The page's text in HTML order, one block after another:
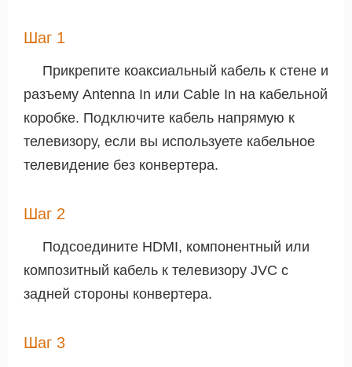
Шаг 1
Прикрепите коаксиальный кабель к стене и
разъему Antenna In или Cable In на кабельной
коробке. Подключите кабель напрямую к
телевизору, если вы используете кабельное
телевидение без конвертера.
Шаг 2
Подсоедините HDMI, компонентный или
композитный кабель к телевизору JVC с
задней стороны конвертера.
Шаг 3